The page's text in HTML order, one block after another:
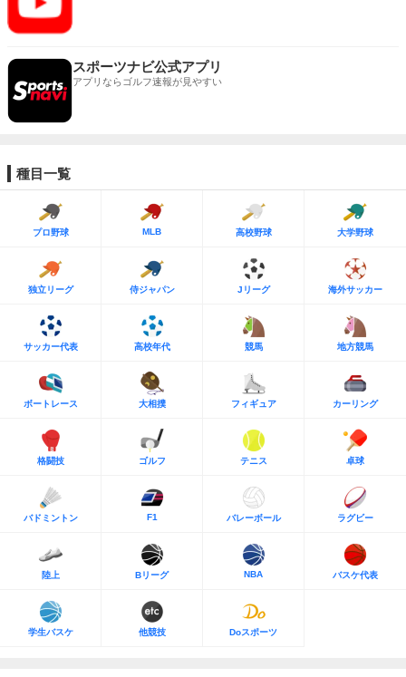
スポーツナビ公式アプリ
アプリならゴルフ速報が見やすい
種目一覧
プロ野球 MLB 高校野球 大学野球
独立リーグ 侍ジャパン Jリーグ 海外サッカー
サッカー代表 高校年代 競馬 地方競馬
ボートレース 大相撲 フィギュア カーリング
格闘技 ゴルフ テニス 卓球
バドミントン F1 バレーボール ラグビー
陸上 Bリーグ NBA バスケ代表
学生バスケ 他競技 Doスポーツ